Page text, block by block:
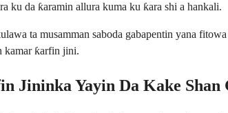
ku da ƙaramin allura kuma ku ƙara shi a hankali.
ta musamman saboda gabapentin yana
kamar ƙarfin jini.
Jininka Yayin Da Kake Shan